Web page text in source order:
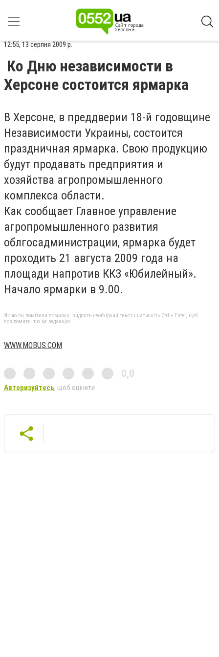
12:55, 13 серпня 2009 р.
Ко Дню независимости в
Херсоне состоится ярмарка
В Херсоне, в преддверии 18-й годовщине
Независимости Украины, состоится
праздничная ярмарка. Свою продукцию
будут продавать предприятия и
хозяйства агропромышленного
комплекса области.
Как сообщает Главное управление
агропромышленного развития
облгосадминистрации, ярмарка будет
проходить 21 августа 2009 года на
площади напротив ККЗ «Юбилейный».
Начало ярмарки в 9.00.
Якщо ви помітили помилку, виділіть необхідний текст і натисніть Ctrl + Enter, щоб
повідомити про це редакцію
WWW.MOBUS.COM
0,0
Авторизуйтесь, щоб оцінити